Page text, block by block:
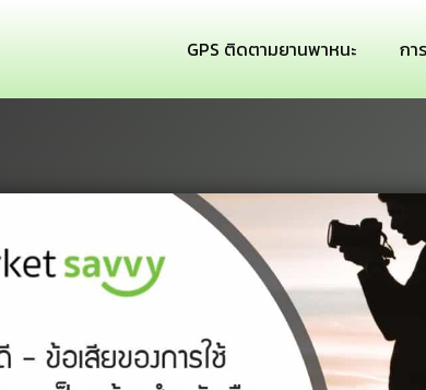
GPS ติดตามยานพาหนะ กา